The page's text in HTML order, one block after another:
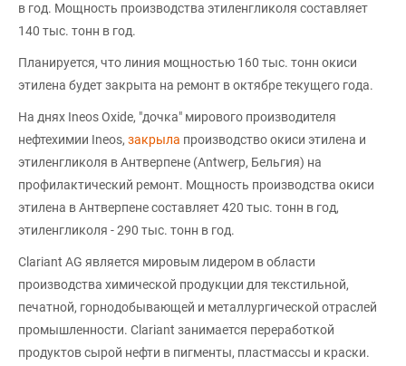
в год. Мощность производства этиленгликоля составляет
140 тыс. тонн в год.
Планируется, что линия мощностью 160 тыс. тонн окиси
этилена будет закрыта на ремонт в октябре текущего года.
На днях Ineos Oxide, "дочка" мирового производителя
нефтехимии Ineos, закрыла производство окиси этилена и
этиленгликоля в Антверпене (Antwerp, Бельгия) на
профилактический ремонт. Мощность производства окиси
этилена в Антверпене составляет 420 тыс. тонн в год,
этиленгликоля - 290 тыс. тонн в год.
Clariant AG является мировым лидером в области
производства химической продукции для текстильной,
печатной, горнодобывающей и металлургической отраслей
промышленности. Clariant занимается переработкой
продуктов сырой нефти в пигменты, пластмассы и краски.